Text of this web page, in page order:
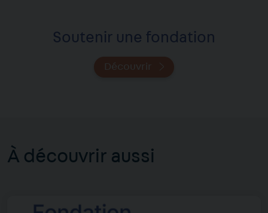
Soutenir une fondation
Découvrir
À découvrir aussi